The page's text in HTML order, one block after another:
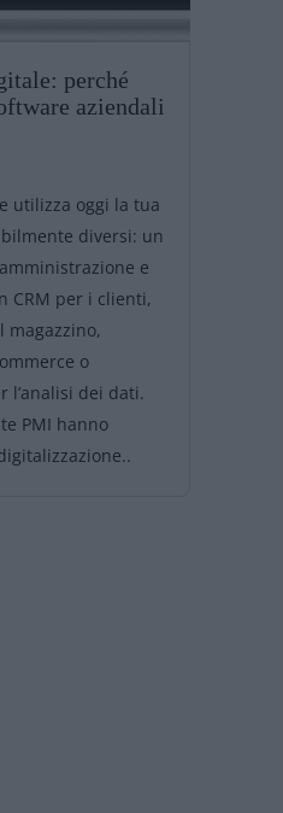
perché
aziendali
utilizza oggi la tua
diversi: un
e
CRM per i clienti,
o
l’analisi dei dati.
PMI hanno